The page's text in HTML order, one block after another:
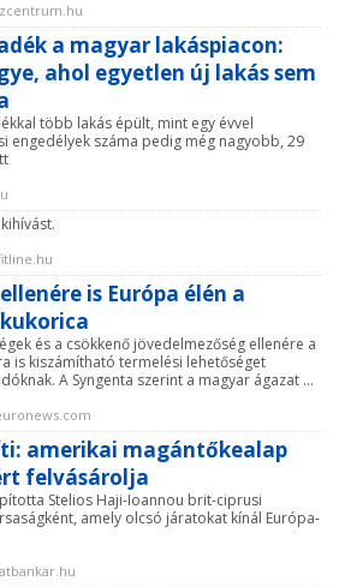
a magyar lakáspiacon:
ahol egyetlen új lakás sem
több lakás épült, mint egy évvel
engedélyek száma pedig még nagyobb, 29
is Európa élén a
és a csökkenő jövedelmezőség ellenére a
is kiszámítható termelési lehetőséget
A Syngenta szerint a magyar ágazat ...
amerikai magántőkealap
felvásárolja
Stelios Haji-Ioannou brit-ciprusi
amely olcsó járatokat kínál Európa-